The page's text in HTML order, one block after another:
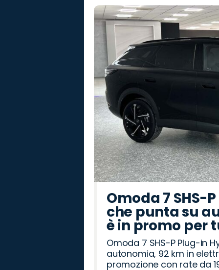
Omoda 7 SHS-
che punta su
è in promo per
Omoda 7 SHS-P Plug-in
autonomia, 92 km in
promozione con rate da